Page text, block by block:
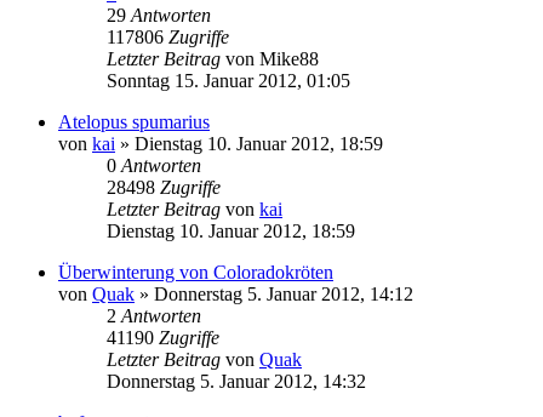
29 Antworten
117806 Zugriffe
Letzter Beitrag von Mike88
Sonntag 15. Januar 2012, 01:05
Atelopus spumarius
von kai » Dienstag 10. Januar 2012, 18:59
0 Antworten
28498 Zugriffe
Letzter Beitrag von kai
Dienstag 10. Januar 2012, 18:59
Überwinterung von Coloradokröten
von Quak » Donnerstag 5. Januar 2012, 14:12
2 Antworten
41190 Zugriffe
Letzter Beitrag von Quak
Donnerstag 5. Januar 2012, 14:32